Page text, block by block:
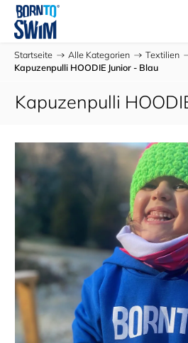
Startseite / Alle Kategorien / Textilien /
Kapuzenpulli HOODIE Junior - Blau
Kapuzenpulli